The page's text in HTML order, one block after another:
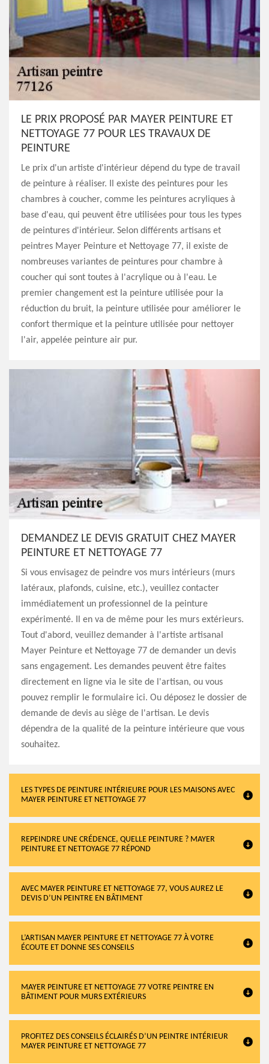
LE PRIX PROPOSÉ PAR MAYER PEINTURE ET
NETTOYAGE 77 POUR LES TRAVAUX DE
PEINTURE
Le prix d'un artiste d'intérieur dépend du type de travail
de peinture à réaliser. Il existe des peintures pour les
chambres à coucher, comme les peintures acryliques à
base d'eau, qui peuvent être utilisées pour tous les types
de peintures d'intérieur. Selon différents artisans et
peintres Mayer Peinture et Nettoyage 77, il existe de
nombreuses variantes de peintures pour chambre à
coucher qui sont toutes à l'acrylique ou à l'eau. Le
premier changement est la peinture utilisée pour la
réduction du bruit, la peinture utilisée pour améliorer le
confort thermique et la peinture utilisée pour nettoyer
l'air, appelée peinture air pur.
DEMANDEZ LE DEVIS GRATUIT CHEZ MAYER
PEINTURE ET NETTOYAGE 77
Si vous envisagez de peindre vos murs intérieurs (murs
latéraux, plafonds, cuisine, etc.), veuillez contacter
immédiatement un professionnel de la peinture
expérimenté. Il en va de même pour les murs extérieurs.
Tout d'abord, veuillez demander à l'artiste artisanal
Mayer Peinture et Nettoyage 77 de demander un devis
sans engagement. Les demandes peuvent être faites
directement en ligne via le site de l'artisan, ou vous
pouvez remplir le formulaire ici. Ou déposez le dossier de
demande de devis au siège de l'artisan. Le devis
dépendra de la qualité de la peinture intérieure que vous
souhaitez.
LES TYPES DE PEINTURE INTÉRIEURE POUR LES MAISONS AVEC
MAYER PEINTURE ET NETTOYAGE 77
REPEINDRE UNE CRÉDENCE, QUELLE PEINTURE ? MAYER
PEINTURE ET NETTOYAGE 77 RÉPOND
AVEC MAYER PEINTURE ET NETTOYAGE 77, VOUS AUREZ LE
DEVIS D’UN PEINTRE EN BÂTIMENT
L’ARTISAN MAYER PEINTURE ET NETTOYAGE 77 À VOTRE
ÉCOUTE ET DONNE SES CONSEILS
MAYER PEINTURE ET NETTOYAGE 77 VOTRE PEINTRE EN
BÂTIMENT POUR MURS EXTÉRIEURS
PROFITEZ DES CONSEILS ÉCLAIRÉS D’UN PEINTRE INTÉRIEUR
MAYER PEINTURE ET NETTOYAGE 77